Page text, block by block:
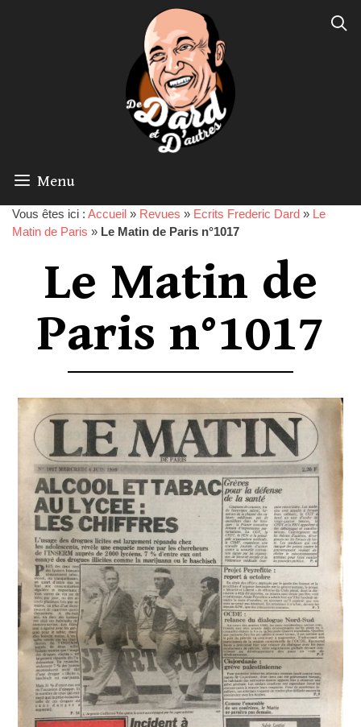
Menu
Vous êtes ici : Accueil » Revues » Ecrits Frederic Dard » Le
Matin de Paris » Le Matin de Paris n°1017
Le Matin de
Paris n°1017